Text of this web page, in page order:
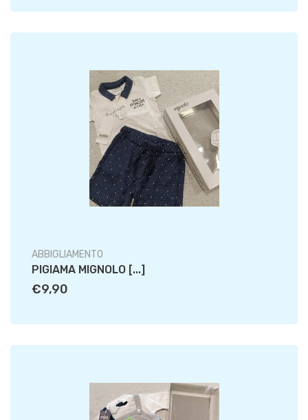
ABBIGLIAMENTO
PIGIAMA MIGNOLO [...]
€9,90